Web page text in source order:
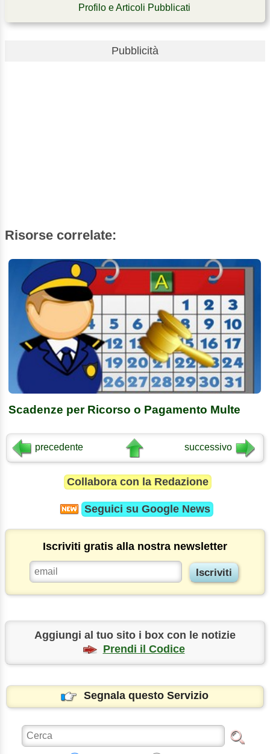
Profilo e Articoli Pubblicati
Pubblicità
Risorse correlate:
Scadenze per Ricorso o Pagamento Multe
precedente successivo
Collabora con la Redazione
Seguici su Google News
Iscriviti gratis alla nostra newsletter
Aggiungi al tuo sito i box con le notizie
Prendi il Codice
Segnala questo Servizio